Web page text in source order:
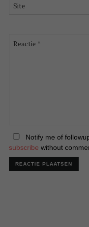
Notify me of
subscribe without